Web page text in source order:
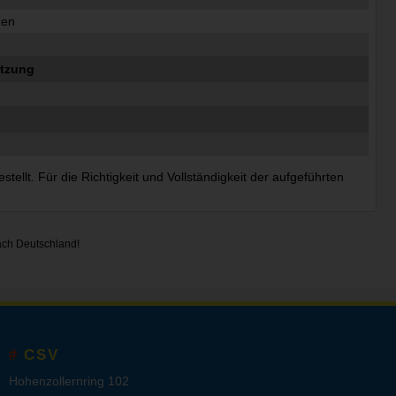
Für die Richtigkeit und Vollständigkeit der aufgeführten
Deutschland!
CSV
Hohenzollernring 102